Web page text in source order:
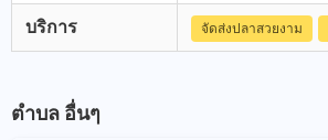
บริการ จัดส่งปลาสวยงาม
ตำบล อื่นๆ